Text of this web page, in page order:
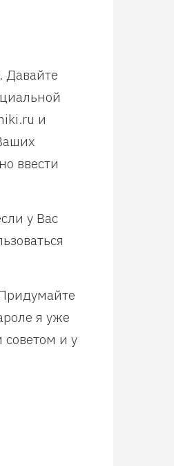
Давайте
и
ввести
у Вас
я уже
советом и у